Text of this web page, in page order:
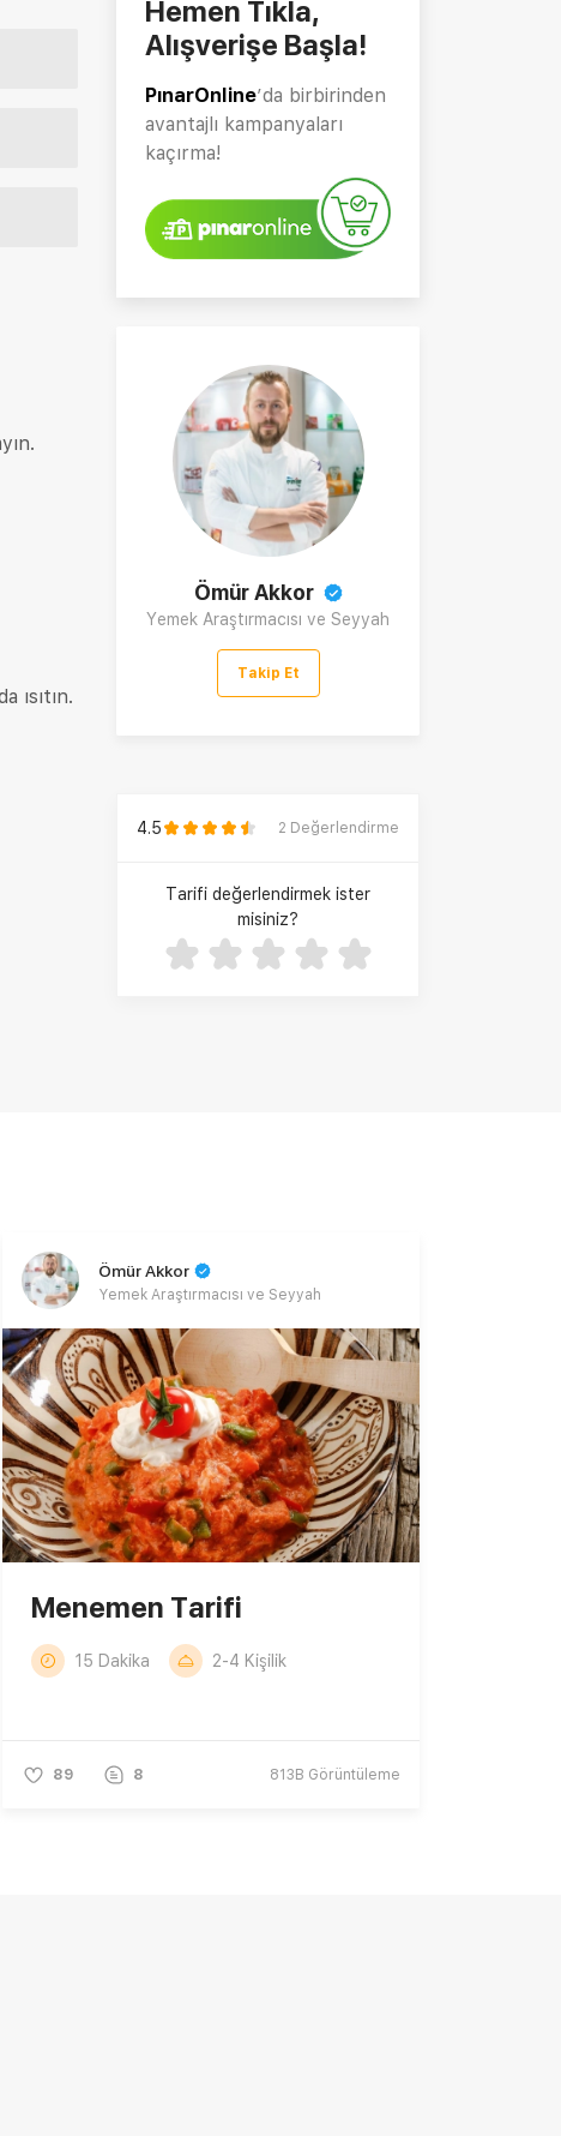
ısıtın.
Hemen Tıkla,
Alışverişe Başla!
PınarOnline’da birbirinden
avantajlı kampanyaları
kaçırma!
Ömür Akkor
Yemek Araştırmacısı ve Seyyah
Takip Et
4.5 2 Değerlendirme
Tarifi değerlendirmek ister
misiniz?
Ömür Akkor
Yemek Araştırmacısı ve Seyyah
Menemen Tarifi
15 Dakika 2-4 Kişilik
89 8 813B Görüntüleme